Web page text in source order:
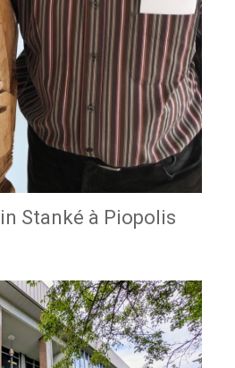
Stanké à Piopolis